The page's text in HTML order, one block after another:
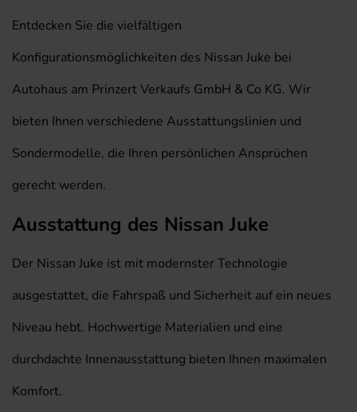
Entdecken Sie die vielfältigen
Konfigurationsmöglichkeiten des Nissan Juke bei
Autohaus am Prinzert Verkaufs GmbH & Co KG. Wir
bieten Ihnen verschiedene Ausstattungslinien und
Sondermodelle, die Ihren persönlichen Ansprüchen
gerecht werden.
Ausstattung des Nissan Juke
Der Nissan Juke ist mit modernster Technologie
ausgestattet, die Fahrspaß und Sicherheit auf ein neues
Niveau hebt. Hochwertige Materialien und eine
durchdachte Innenausstattung bieten Ihnen maximalen
Komfort.